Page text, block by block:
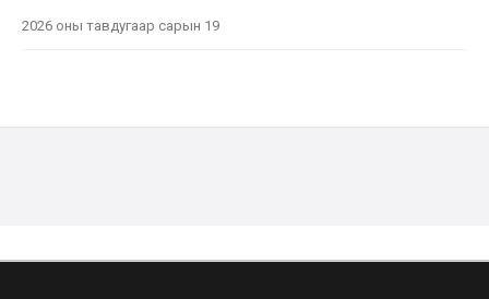
2026 оны тавдугаар сарын 19